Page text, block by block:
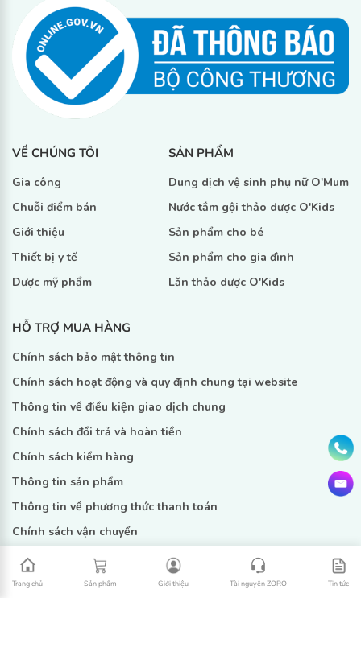
4. Bảo quản
Nơi khô ráo thoáng mát, tránh ánh nắng trực tiếp.
13736/22/CBMP-HN
VỀ CHÚNG TÔI
Gia công
Chuỗi điểm bán
Giới thiệu
Thiết bị y tế
Dược mỹ phẩm
SẢN PHẨM
Dung dịch vệ sinh phụ nữ O'Mum
Nước tắm gội thảo dược O'Kids
Sản phẩm cho bé
Sản phẩm cho gia đình
Lăn thảo dược O'Kids
HỖ TRỢ MUA HÀNG
Chính sách bảo mật thông tin
Chính sách hoạt động và quy định chung tại website
Thông tin về điều kiện giao dịch chung
Chính sách đổi trả và hoàn tiền
Chính sách kiểm hàng
Thông tin sản phẩm
Thông tin về phương thức thanh toán
Chính sách vận chuyển
Copyright © 2022 Zoro - Design by Nanoweb
Trang chủ Sản phẩm Giới thiệu Tài nguyên ZORO Tin tức